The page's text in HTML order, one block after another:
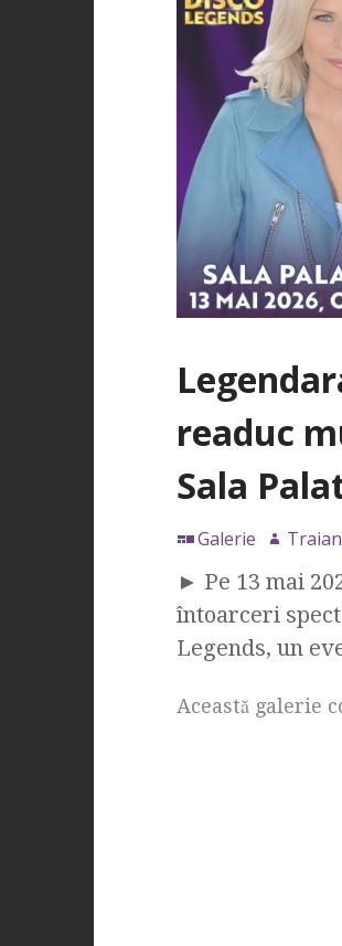
readuc
Sala
Galerie
► Pe 13 mai
întoarceri
Legends, un
Această galerie